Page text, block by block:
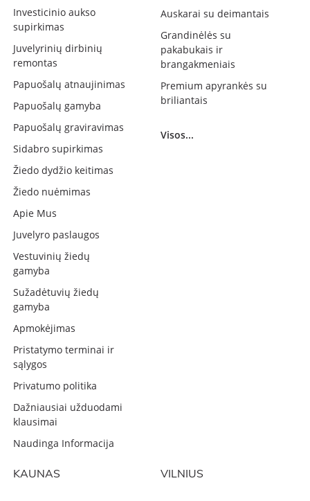
Investicinio aukso
supirkimas
Juvelyrinių dirbinių
remontas
Papuošalų atnaujinimas
Papuošalų gamyba
Papuošalų graviravimas
Sidabro supirkimas
Žiedo dydžio keitimas
Žiedo nuėmimas
Apie Mus
Juvelyro paslaugos
Vestuvinių žiedų
gamyba
Sužadėtuvių žiedų
gamyba
Apmokėjimas
Pristatymo terminai ir
sąlygos
Privatumo politika
Dažniausiai užduodami
klausimai
Naudinga Informacija
Auskarai su deimantais
Grandinėlės su
pakabukais ir
brangakmeniais
Premium apyrankės su
briliantais
Visos...
KAUNAS VILNIUS